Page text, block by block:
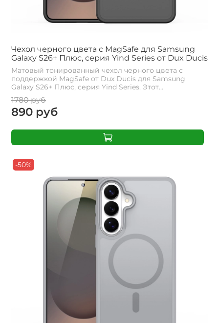
Чехол черного цвета с MagSafe для Samsung
Galaxy S26+ Плюс, серия Yind Series от Dux Ducis
Матовый тонированный чехол черного цвета с
поддержкой MagSafe от Dux Ducis для Samsung
Galaxy S26+ Плюс, серия Yind Series. Этот...
1780 руб
890 руб
-50%